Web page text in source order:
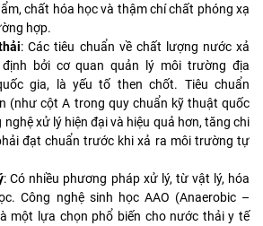
chất hóa học và thậm chí chất phóng xạ
hợp.
: Các tiêu chuẩn về chất lượng nước xả
bởi cơ quan quản lý môi trường địa
gia, là yếu tố then chốt. Tiêu chuẩn
(như cột A trong quy chuẩn kỹ thuật quốc
nghệ xử lý hiện đại và hiệu quả hơn, tăng chi
đạt chuẩn trước khi xả ra môi trường tự
: Có nhiều phương pháp xử lý, từ vật lý, hóa
Công nghệ sinh học AAO (Anaerobic –
một lựa chọn phổ biến cho nước thải y tế